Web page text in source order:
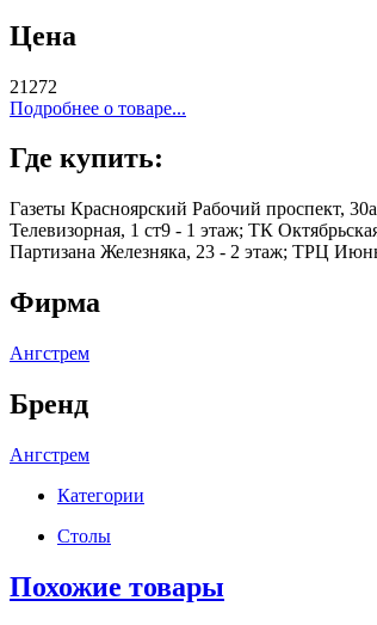
Цена
21272
Подробнее о товаре...
Где купить:
Газеты Красноярский Рабочий проспект,
Телевизорная, 1 ст9 - 1 этаж; ТК
Партизана Железняка, 23 - 2 этаж; ТРЦ
Фирма
Ангстрем
Бренд
Ангстрем
Категории
Столы
Похожие товары